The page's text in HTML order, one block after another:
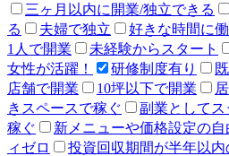
三ヶ月以内に開業/独立できる
る
夫婦で独立 好きな時間に
1人で開業
未経験からスタート
女性が活躍！
研修制度有り
店舗で開業
10坪以下で開業
きスペースで稼ぐ
副業としてス
稼ぐ
新メニューや価格設定の自
ィゼロ
投資回収期間が半年以